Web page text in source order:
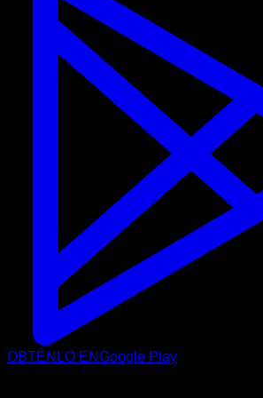
OBTÉNLO ENGoogle Play